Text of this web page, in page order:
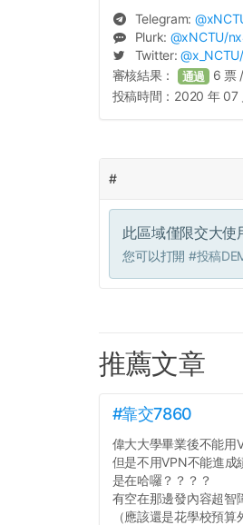
Telegram: @
Plurk: @xNCTU/
Twitter:@x_NCTU
審核結果： 通過 6 票 /
投稿時間： 2020 年 07
#
此區域僅限交大使
您可以打開 #投稿
推薦文章
#靠交7860
偉大大學畢業後不能用
但是不用VPN不能進成
是在哈囉？？？？
有空在那邊發內容超智
（應該還是花學校預算